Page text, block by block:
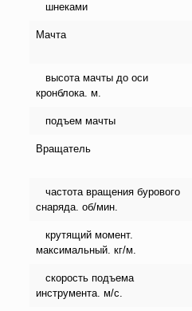
шнеками
Мачта
высота мачты до оси
кронблока. м.
подъем мачты
Вращатель
частота вращения бурового
снаряда. об/мин.
крутящий момент.
максимальный. кг/м.
скорость подъема
инструмента. м/с.